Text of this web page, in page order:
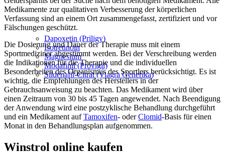
Dapoxetin (Priligy)
Isotretinoin
Magnesium
Modafinil (Provigil)
Sildenafil-Citrat (Viagra Generika)
Medikamente zur qualitativen Verbesserung der körperlichen
Verfassung sind an einem Ort zusammengefasst, zertifiziert und vor
Fälschungen geschützt.
Die Dosierung und Dauer der Therapie muss mit einem
Sportmediziner abgestimmt werden. Bei der Verschreibung werden
die Indikationen für die Therapie und die individuellen
Besonderheiten des Organismus des Sportlers berücksichtigt. Es ist
wichtig, die Empfehlungen des Herstellers in der
Gebrauchsanweisung zu beachten. Das Medikament wird über
einen Zeitraum von 30 bis 45 Tagen angewendet. Nach Beendigung
der Anwendung wird eine postzyklische Behandlung durchgeführt
und ein Medikament aufTamoxifen- oderClomid-Basis für einen
Monat in den Behandlungsplan aufgenommen.
Winstrol online kaufen